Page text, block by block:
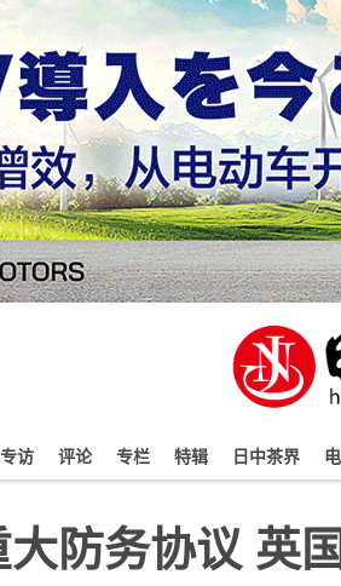
专访 评论 专栏 特辑 日中茶界
防务协议 英